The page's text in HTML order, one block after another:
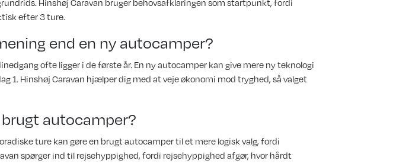
Hinshøj Caravan bruger behovsafklaringen som startpunkt, fordi
efter 3 ture.
end en ny autocamper?
ofte ligger i de første år. En ny autocamper kan give mere ny teknologi
1. Hinshøj Caravan hjælper dig med at veje økonomi mod tryghed, så valget
autocamper?
ture kan gøre en brugt autocamper til et mere logisk valg, fordi
spørger ind til rejsehyppighed, fordi rejsehyppighed afgør, hvor hårdt